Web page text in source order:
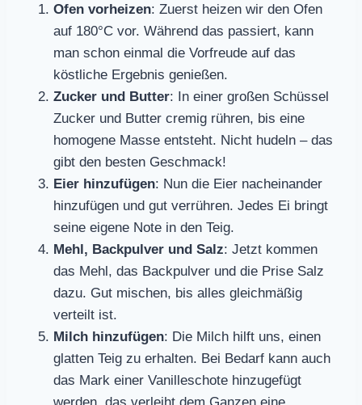
Ofen vorheizen: Zuerst heizen wir den Ofen
auf 180°C vor. Während das passiert, kann
man schon einmal die Vorfreude auf das
köstliche Ergebnis genießen.
Zucker und Butter: In einer großen Schüssel
Zucker und Butter cremig rühren, bis eine
homogene Masse entsteht. Nicht hudeln – das
gibt den besten Geschmack!
Eier hinzufügen: Nun die Eier nacheinander
hinzufügen und gut verrühren. Jedes Ei bringt
seine eigene Note in den Teig.
Mehl, Backpulver und Salz: Jetzt kommen
das Mehl, das Backpulver und die Prise Salz
dazu. Gut mischen, bis alles gleichmäßig
verteilt ist.
Milch hinzufügen: Die Milch hilft uns, einen
glatten Teig zu erhalten. Bei Bedarf kann auch
das Mark einer Vanilleschote hinzugefügt
werden, das verleiht dem Ganzen eine